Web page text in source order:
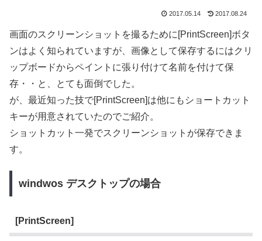
2017.05.14 2017.08.24
画面のスクリーンショットを撮るために[PrintScreen]ボタ
ンはよく知られていますが、画像として保存するにはクリ
ップボードからペイントに張り付けて名前を付けて保
存・・と、とても面倒でした。
が、最近知った技で[PrintScreen]は他にもショートカット
キーが用意されていたのでご紹介。
ショットカット一発でスクリーンショットが保存できま
す。
windwos デスクトップの場合
[PrintScreen]